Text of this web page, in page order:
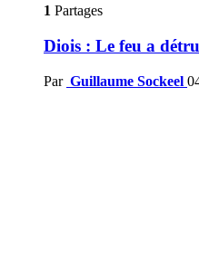
1 Partages
Diois : Le feu a
Par Guillaume Sockeel